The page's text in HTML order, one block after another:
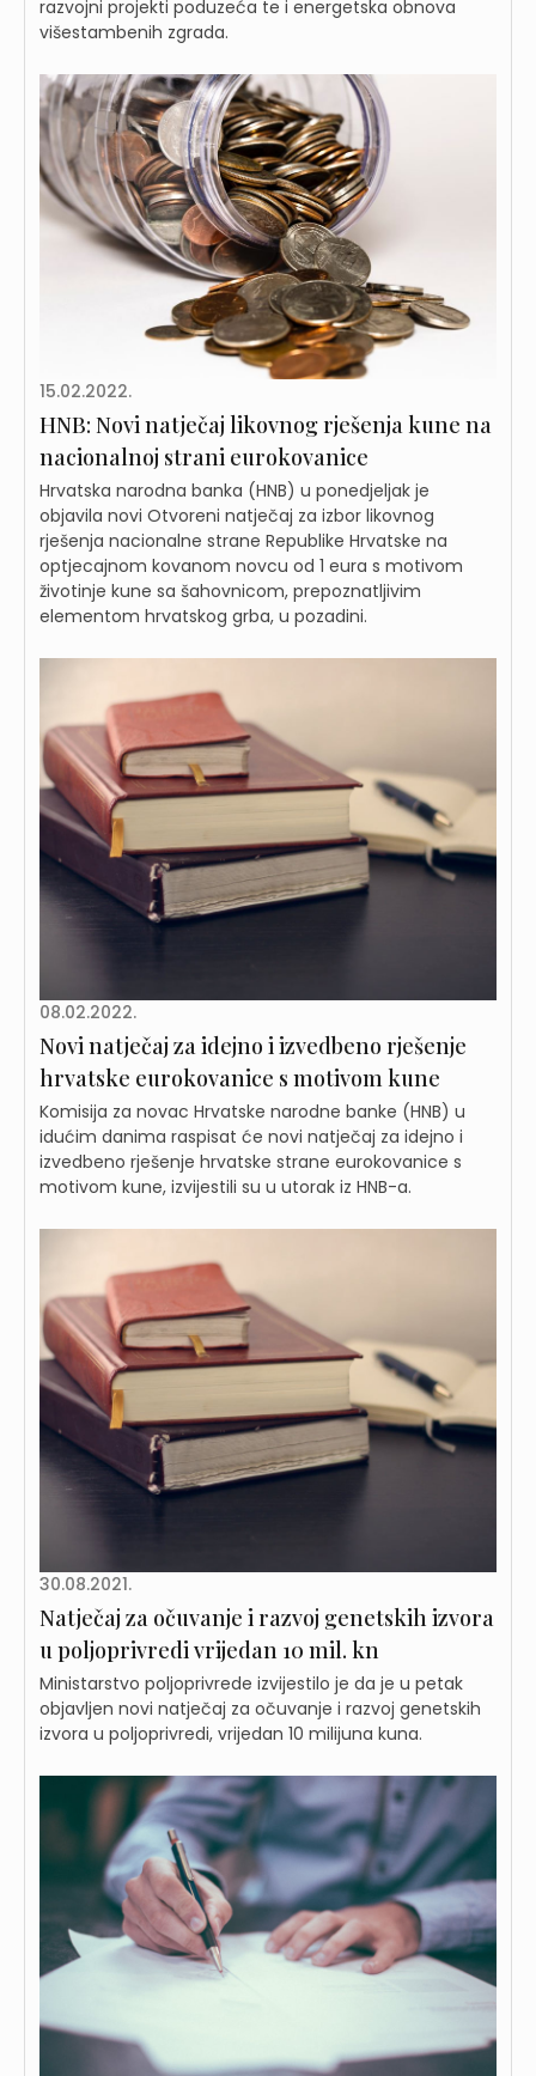
razvojni projekti poduzeća te i energetska obnova
višestambenih zgrada.
15.02.2022.
HNB: Novi natječaj likovnog rješenja kune na
nacionalnoj strani eurokovanice
Hrvatska narodna banka (HNB) u ponedjeljak je
objavila novi Otvoreni natječaj za izbor likovnog
rješenja nacionalne strane Republike Hrvatske na
optjecajnom kovanom novcu od 1 eura s motivom
životinje kune sa šahovnicom, prepoznatljivim
elementom hrvatskog grba, u pozadini.
08.02.2022.
Novi natječaj za idejno i izvedbeno rješenje
hrvatske eurokovanice s motivom kune
Komisija za novac Hrvatske narodne banke (HNB) u
idućim danima raspisat će novi natječaj za idejno i
izvedbeno rješenje hrvatske strane eurokovanice s
motivom kune, izvijestili su u utorak iz HNB-a.
30.08.2021.
Natječaj za očuvanje i razvoj genetskih izvora
u poljoprivredi vrijedan 10 mil. kn
Ministarstvo poljoprivrede izvijestilo je da je u petak
objavljen novi natječaj za očuvanje i razvoj genetskih
izvora u poljoprivredi, vrijedan 10 milijuna kuna.